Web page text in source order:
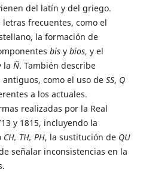
del latín y del griego.
frecuentes, como el
la formación de
bisy bios, y el
la Ñ. También describe
como el uso de SS, Q
a los actuales.
realizadas por la Real
y 1815, incluyendo la
CH, TH, PH, la sustitución de QU
señalar inconsistencias en la